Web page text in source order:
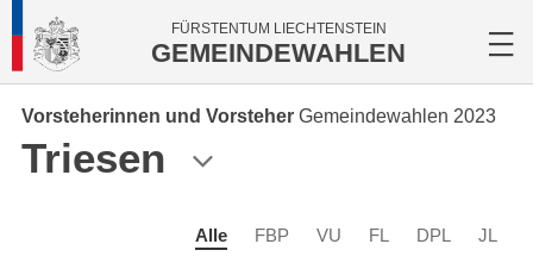
FÜRSTENTUM LIECHTENSTEIN
GEMEINDEWAHLEN
Vorsteherinnen und Vorsteher Gemeindewahlen 2023
Triesen
Alle FBP VU FL DPL JL